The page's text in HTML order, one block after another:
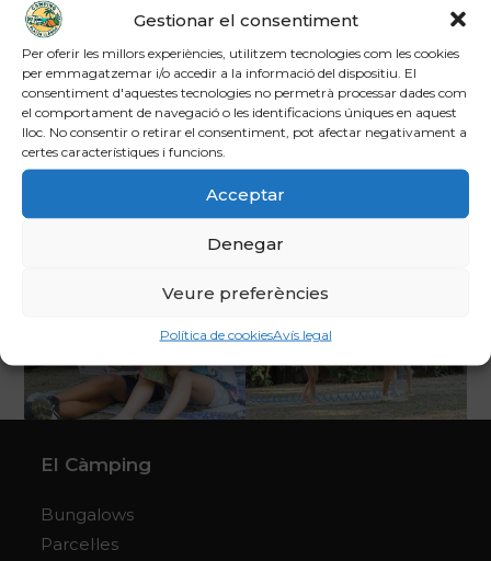
Gestionar el consentiment
Per oferir les millors experiències, utilitzem tecnologies com les cookies
per emmagatzemar i/o accedir a la informació del dispositiu. El
consentiment d'aquestes tecnologies no permetrà processar dades com
el comportament de navegació o les identificacions úniques en aquest
lloc. No consentir o retirar el consentiment, pot afectar negativament a
certes característiques i funcions.
Acceptar
Denegar
Veure preferències
Política de cookiesAvís legal
El Càmping
Bungalows
Parcel·les